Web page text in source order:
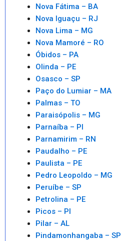
Nova Fátima – BA
Nova Iguaçu – RJ
Nova Lima – MG
Nova Mamoré – RO
Óbidos – PA
Olinda – PE
Osasco – SP
Paço do Lumiar – MA
Palmas – TO
Paraisópolis – MG
Parnaíba – PI
Parnamirim – RN
Paudalho – PE
Paulista – PE
Pedro Leopoldo – MG
Peruíbe – SP
Petrolina – PE
Picos – PI
Pilar – AL
Pindamonhangaba – SP